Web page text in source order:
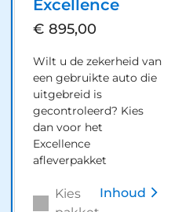
Limiter en
- Pre-
verwarmen en koelen
- BLIS met Lane
Assist, Cross Traffic
Warning &amp;
Nordico
met comfortstoelen,
bekerhouders
Excellence
€ 895,00
Wilt u de zekerheid van
een gebruikte auto die
uitgebreid is
gecontroleerd? Kies
dan voor het
Excellence
afleverpakket
Kies
Inhoud